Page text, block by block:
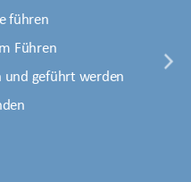
führen
Führen
und geführt werden